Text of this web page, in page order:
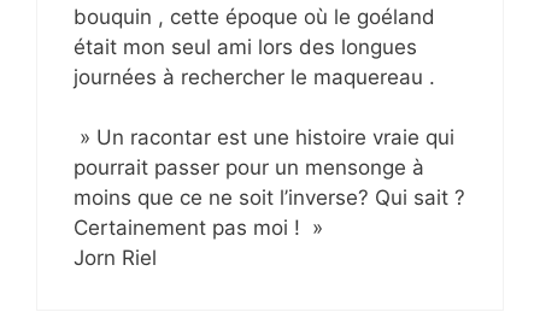
bouquin , cette époque où le goéland
était mon seul ami lors des longues
journées à rechercher le maquereau .
» Un racontar est une histoire vraie qui
pourrait passer pour un mensonge à
moins que ce ne soit l’inverse? Qui sait ?
Certainement pas moi ! »
Jorn Riel